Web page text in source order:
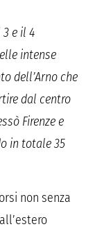
e il 4
intense
dell’Arno che
dal centro
Firenze e
in totale 35
non senza